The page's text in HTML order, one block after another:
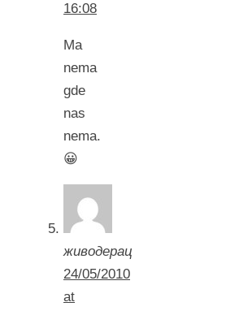
16:08
Ma
nema
gde
nas
nema.
😀
живодерац
24/05/2010
at